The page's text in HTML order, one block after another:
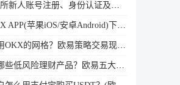
人账号注册、身份认证及安全设置教程
苹果iOS/安卓Android)下载图文教程
的网格？欧易策略交易现货网格新手操作流程
风险理财产品？欧易五大低风险理财产品详细介绍